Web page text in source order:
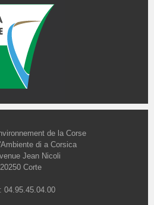
de la Corse
di a Corsica
Jean Nicoli
20250 Corte
04.95.45.04.00